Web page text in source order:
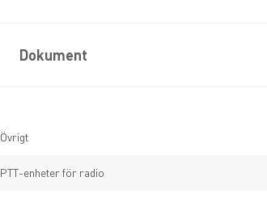
Dokument
Övrigt
PTT-enheter för radio